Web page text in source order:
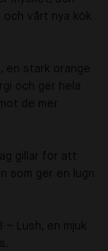
vårt nya kök
en stark orange
och ger hela
de mer
gillar för att
som ger en lugn
– Lush, en mjuk